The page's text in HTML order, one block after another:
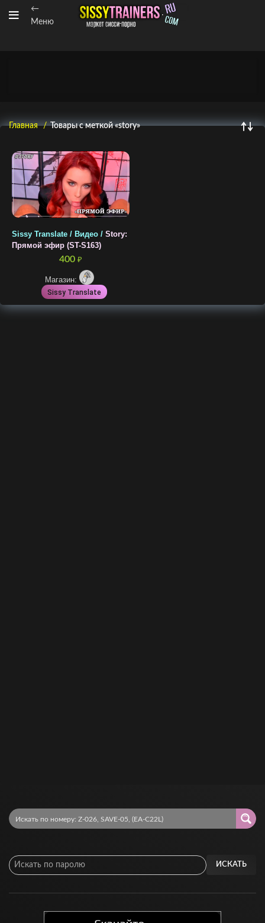
←
Меню
Главная Товары с меткой «story»
Sissy Translate / Видео / Story:
Прямой эфир (ST-S163)
400 ₽
Магазин:
Sissy Translate
ИСКАТЬ